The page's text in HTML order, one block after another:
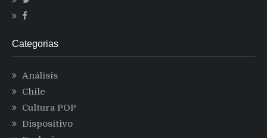
Categorias
Análisis
Chile
Cultura POP
Dispositivo